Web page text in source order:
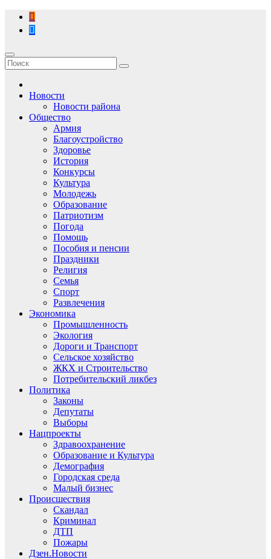
Перейти
содержимому
Новости
Новости района
Общество
Армия
Благоустройство
Здоровье
История
Конкурсы
Культура
Молодежь
Образование
Патриотизм
Погода
Помощь
Пособия и пенсии
Праздники
Религия
Семья
Спорт
Развлечения
Экономика
Промышленность
Экология
Дороги и Транспорт
Сельское хозяйство
ЖКХ и Строительство
Потребительский ликбез
Политика
Законы
Депутаты
Выборы
Нацпроекты
Здравоохранение
Образование и Культура
Демография
Городская среда
Малый бизнес
Происшествия
Скандал
Криминал
ДТП
Пожары
Дзен.Новости